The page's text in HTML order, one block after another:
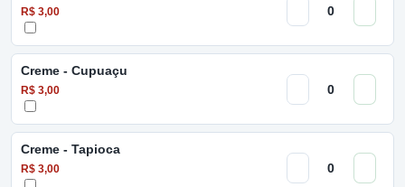
R$ 3,00
Creme - Cupuaçu
R$ 3,00
Creme - Tapioca
R$ 3,00